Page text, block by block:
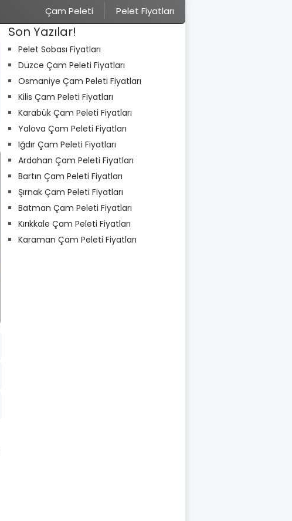
Çam Peleti Pelet Fiyatları
Son Yazılar!
Pelet Sobası Fiyatları
Düzce Çam Peleti Fiyatları
Osmaniye Çam Peleti Fiyatları
Kilis Çam Peleti Fiyatları
Karabük Çam Peleti Fiyatları
Yalova Çam Peleti Fiyatları
Iğdır Çam Peleti Fiyatları
Ardahan Çam Peleti Fiyatları
Bartın Çam Peleti Fiyatları
Şırnak Çam Peleti Fiyatları
Batman Çam Peleti Fiyatları
Kırıkkale Çam Peleti Fiyatları
Karaman Çam Peleti Fiyatları